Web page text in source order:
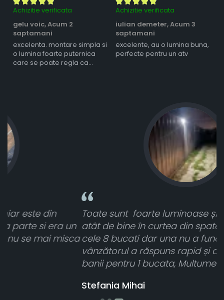
Achizitie verificata
gelu voic,Acum 2
saptamani
excelenta. montare simpla si
o lumina foarte puternica
care se poate regla ca
Achizitie verificata
iulian demeter,Acum 3
saptamani
excelente, au o lumina buna,
perfecte pentru un atv
Toate sunt foarte luminoase și funcționează
atât de bine în curtea din spate. A primit toate
cele 8 bucati dar una nu a funcționat,
vânzătorul a răspuns rapid și a rambursat
banii pentru 1 bucata, Multumesc